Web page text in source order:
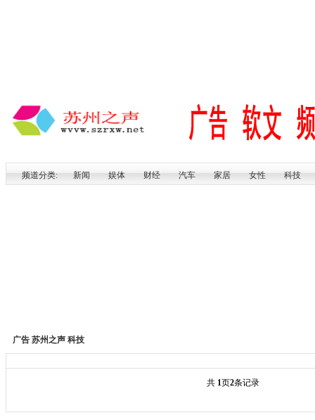
频道分类: 新闻 娱体 财经 汽车 家居 女性 科技
广告 苏州之声 科技
共 1页2条记录